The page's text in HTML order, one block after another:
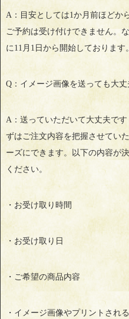
A：目安としては1か月前ほどか
ご予約は受け付けできません。
に11月1日から開始しております。
Q：イメージ画像を送っても大丈
A：送っていただいて大丈夫で
ずはご注文内容を把握させてい
ーズにできます。以下の内容が
ください。
・お受け取り時間
・お受け取り日
・ご希望の商品内容
・イメージ画像やプリントされ